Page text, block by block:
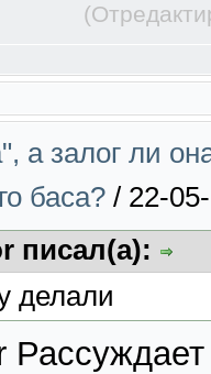
а залог ли
баса? / 22-
писал(а):
делали